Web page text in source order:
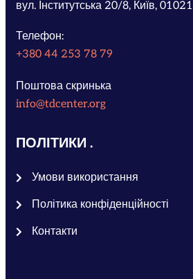
вул. Інститутська 20/8, Київ, 01021
Телефон:
+380 44 253 78 79
Поштова скринька
info@tdcenter.org
ПОЛІТИКИ
Умови використання
Політика конфіденційності
Контакти